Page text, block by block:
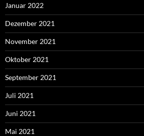
Januar 2022
Dezember 2021
November 2021
Oktober 2021
September 2021
Juli 2021
Juni 2021
Mai 2021